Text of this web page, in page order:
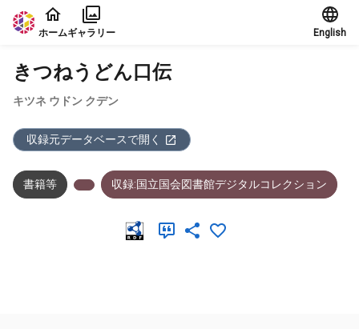
本文に飛ぶ
ホームギャラリー English
きつねうどん口伝
キツネ ウドン クデン
収録元データベースで開く
書籍等 収録:国立国会図書館デジタルコレクション